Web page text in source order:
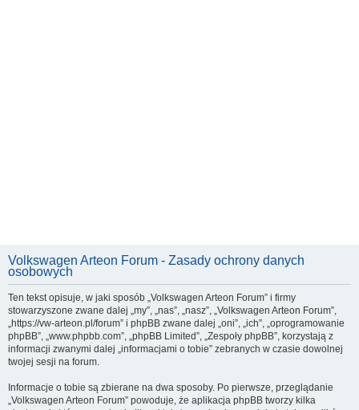
Volkswagen Arteon Forum - Zasady ochrony danych
osobowych
Ten tekst opisuje, w jaki sposób „Volkswagen Arteon Forum” i firmy
stowarzyszone zwane dalej „my”, „nas”, „nasz”, „Volkswagen Arteon Forum”,
„https://vw-arteon.pl/forum” i phpBB zwane dalej „oni”, „ich”, „oprogramowanie
phpBB”, „www.phpbb.com”, „phpBB Limited”, „Zespoły phpBB”, korzystają z
informacji zwanymi dalej „informacjami o tobie” zebranych w czasie dowolnej
twojej sesji na forum.
Informacje o tobie są zbierane na dwa sposoby. Po pierwsze, przeglądanie
„Volkswagen Arteon Forum” powoduje, że aplikacja phpBB tworzy kilka